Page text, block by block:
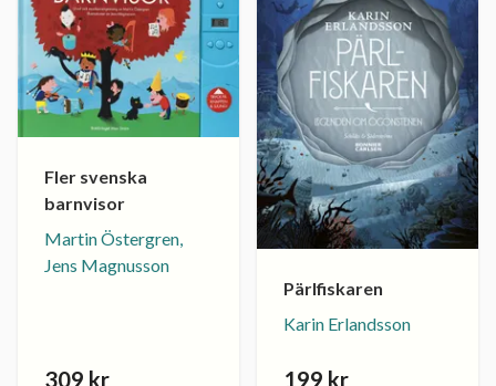
Fler svenska
barnvisor
Martin Östergren,
Jens Magnusson
309 kr
Pärlfiskaren
Karin Erlandsson
199 kr